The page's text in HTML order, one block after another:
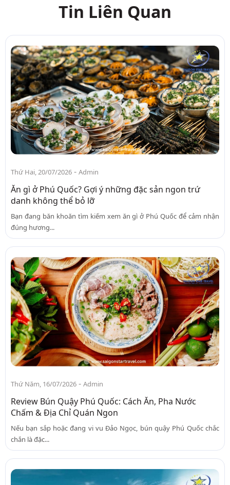
Tin Liên Quan
Thứ Hai, 20/07/2026 - Admin
Ăn gì ở Phú Quốc? Gợi ý những đặc sản ngon trứ
danh không thể bỏ lỡ
Bạn đang băn khoăn tìm kiếm xem ăn gì ở Phú Quốc để cảm nhận
đúng hương...
Thứ Năm, 16/07/2026 - Admin
Review Bún Quậy Phú Quốc: Cách Ăn, Pha Nước
Chấm & Địa Chỉ Quán Ngon
Nếu bạn sắp hoặc đang vi vu Đảo Ngọc, bún quậy Phú Quốc chắc
chắn là đặc...